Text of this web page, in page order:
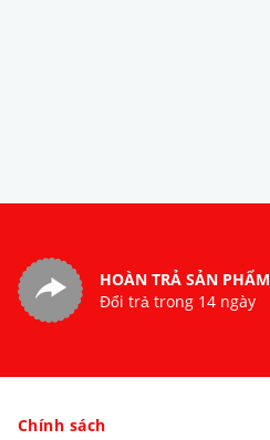
HOÀN TRẢ SẢN PHẨM
Đổi trả trong 14 ngày
Chính sách